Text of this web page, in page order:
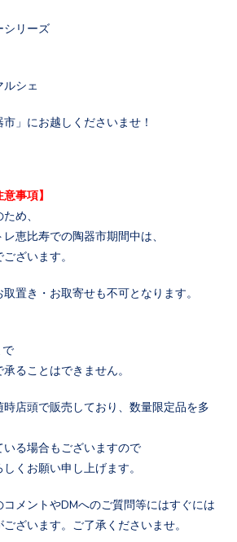
シリーズ
シェ
」にお越しくださいませ！
事項】
め、
恵比寿での陶器市期間中は、
ざいます。
置き・お取寄せも不可となります。
で
ることはできません。
時店頭で販売しており、数量限定品を多
いる場合もございますので
くお願い申し上げます。
メントやDMへのご質問等にはすぐには
ざいます。ご了承くださいませ。